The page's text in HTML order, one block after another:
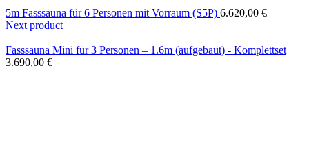
5m Fasssauna für 6 Personen mit Vorraum (S5P) 6.620,00 €
Next product
Fasssauna Mini für 3 Personen – 1.6m (aufgebaut) - Komplettset
3.690,00 €